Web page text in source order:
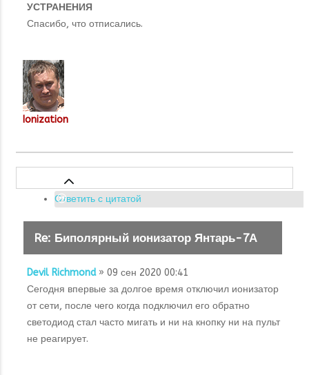
УСТРАНЕНИЯ
Спасибо, что отписались.
Ionization
Ответить с цитатой
Re: Биполярный ионизатор Янтарь-7А
Devil Richmond» 09 сен 2020 00:41
Сегодня впервые за долгое время отключил ионизатор
от сети, после чего когда подключил его обратно
светодиод стал часто мигать и ни на кнопку ни на пульт
не реагирует.